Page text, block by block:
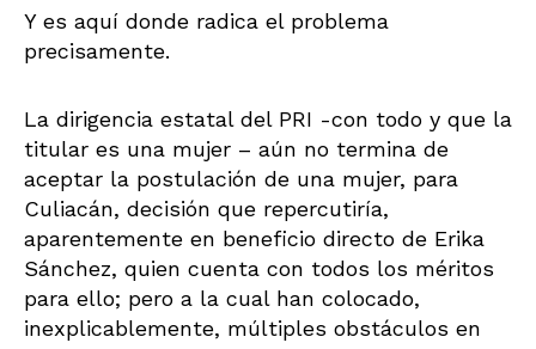
Y es aquí donde radica el problema
precisamente.
La dirigencia estatal del PRI -con todo y que la
titular es una mujer – aún no termina de
aceptar la postulación de una mujer, para
Culiacán, decisión que repercutiría,
aparentemente en beneficio directo de Erika
Sánchez, quien cuenta con todos los méritos
para ello; pero a la cual han colocado,
inexplicablemente, múltiples obstáculos en